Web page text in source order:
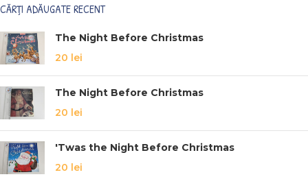
CĂRȚI ADĂUGATE RECENT
The Night Before Christmas
20 lei
The Night Before Christmas
20 lei
'Twas the Night Before Christmas
20 lei